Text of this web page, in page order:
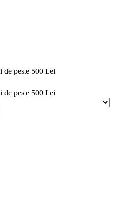
de peste 500 Lei
de peste 500 Lei